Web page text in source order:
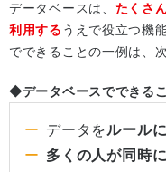
データベースは、 たくさ
利用する うえで役立つ機
でできることの一例は、
◆データベースでできる
データをルール
多くの人が同時